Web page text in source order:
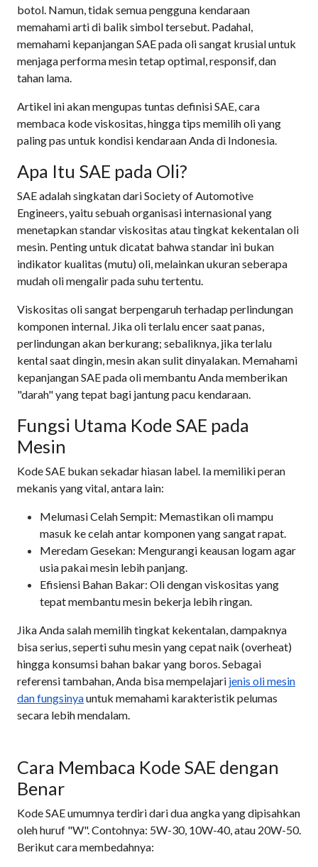
botol. Namun, tidak semua pengguna kendaraan
memahami arti di balik simbol tersebut. Padahal,
memahami kepanjangan SAE pada oli sangat krusial untuk
menjaga performa mesin tetap optimal, responsif, dan
tahan lama.
Artikel ini akan mengupas tuntas definisi SAE, cara
membaca kode viskositas, hingga tips memilih oli yang
paling pas untuk kondisi kendaraan Anda di Indonesia.
Apa Itu SAE pada Oli?
SAE adalah singkatan dari Society of Automotive
Engineers, yaitu sebuah organisasi internasional yang
menetapkan standar viskositas atau tingkat kekentalan oli
mesin. Penting untuk dicatat bahwa standar ini bukan
indikator kualitas (mutu) oli, melainkan ukuran seberapa
mudah oli mengalir pada suhu tertentu.
Viskositas oli sangat berpengaruh terhadap perlindungan
komponen internal. Jika oli terlalu encer saat panas,
perlindungan akan berkurang; sebaliknya, jika terlalu
kental saat dingin, mesin akan sulit dinyalakan. Memahami
kepanjangan SAE pada oli membantu Anda memberikan
"darah" yang tepat bagi jantung pacu kendaraan.
Fungsi Utama Kode SAE pada
Mesin
Kode SAE bukan sekadar hiasan label. Ia memiliki peran
mekanis yang vital, antara lain:
Melumasi Celah Sempit: Memastikan oli mampu
masuk ke celah antar komponen yang sangat rapat.
Meredam Gesekan: Mengurangi keausan logam agar
usia pakai mesin lebih panjang.
Efisiensi Bahan Bakar: Oli dengan viskositas yang
tepat membantu mesin bekerja lebih ringan.
Jika Anda salah memilih tingkat kekentalan, dampaknya
bisa serius, seperti suhu mesin yang cepat naik (overheat)
hingga konsumsi bahan bakar yang boros. Sebagai
referensi tambahan, Anda bisa mempelajari jenis oli mesin
dan fungsinyauntuk memahami karakteristik pelumas
secara lebih mendalam.
Cara Membaca Kode SAE dengan
Benar
Kode SAE umumnya terdiri dari dua angka yang dipisahkan
oleh huruf "W". Contohnya: 5W-30, 10W-40, atau 20W-50.
Berikut cara membedahnya: